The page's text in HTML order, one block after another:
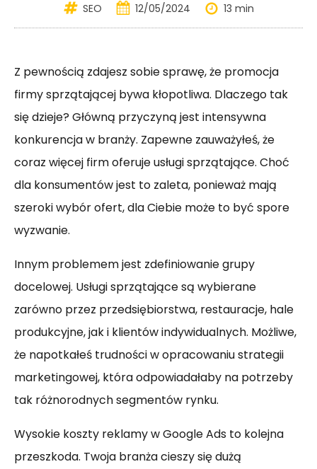
SEO 12/05/2024 13 min
Z pewnością zdajesz sobie sprawę, że promocja
firmy sprzątającej bywa kłopotliwa. Dlaczego tak
się dzieje? Główną przyczyną jest intensywna
konkurencja w branży. Zapewne zauważyłeś, że
coraz więcej firm oferuje usługi sprzątające. Choć
dla konsumentów jest to zaleta, ponieważ mają
szeroki wybór ofert, dla Ciebie może to być spore
wyzwanie.
Innym problemem jest zdefiniowanie grupy
docelowej. Usługi sprzątające są wybierane
zarówno przez przedsiębiorstwa, restauracje, hale
produkcyjne, jak i klientów indywidualnych. Możliwe,
że napotkałeś trudności w opracowaniu strategii
marketingowej, która odpowiadałaby na potrzeby
tak różnorodnych segmentów rynku.
Wysokie koszty reklamy w Google Ads to kolejna
przeszkoda. Twoja branża cieszy się dużą